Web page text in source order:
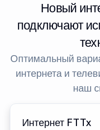
Новый
подключают
Оптимальный
интернета и
наш
Интернет FTTx